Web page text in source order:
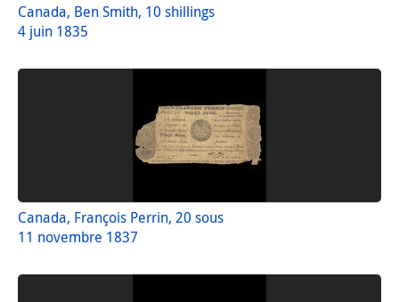
Canada, Ben Smith, 10 shillings
4 juin 1835
Canada, François Perrin, 20 sous
11 novembre 1837